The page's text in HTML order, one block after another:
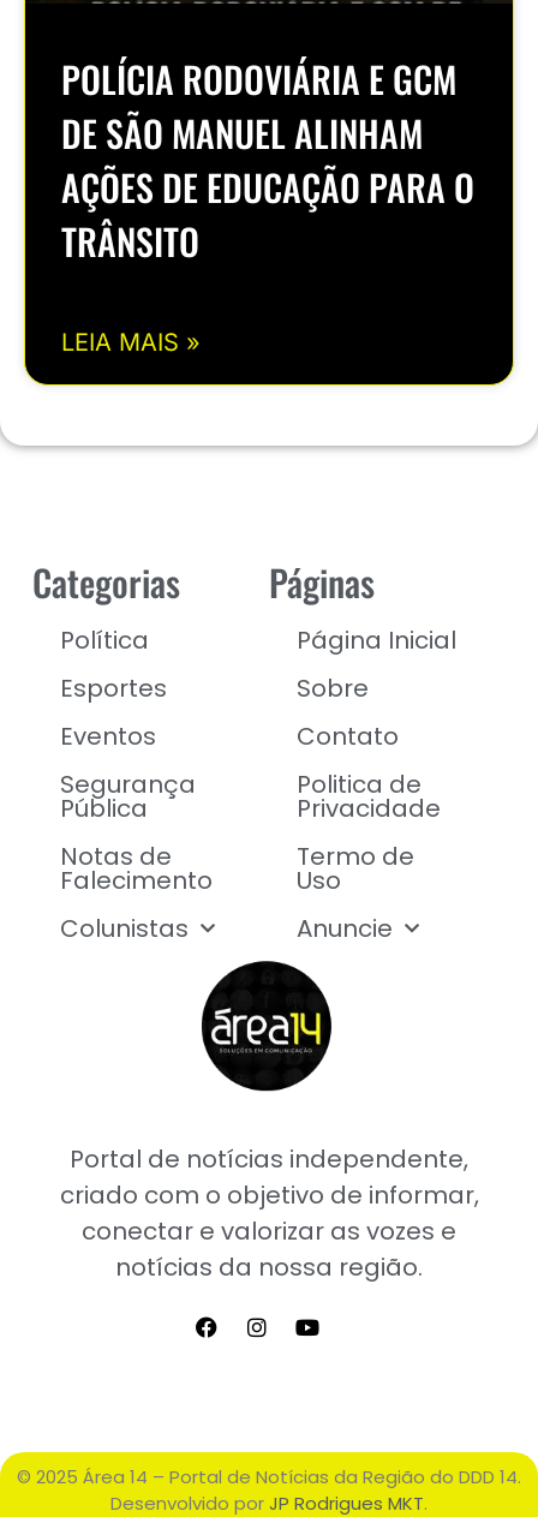
POLÍCIA RODOVIÁRIA E GCM
DE SÃO MANUEL ALINHAM
AÇÕES DE EDUCAÇÃO PARA O
TRÂNSITO
LEIA MAIS »
Portal de notícias independente,
criado com o objetivo de informar,
conectar e valorizar as vozes e
notícias da nossa região.
Categorias
Política
Esportes
Eventos
Segurança
Pública
Notas de
Falecimento
Colunistas
Páginas
Página Inicial
Sobre
Contato
Politica de
Privacidade
Termo de
Uso
Anuncie
© 2025 Área 14 – Portal de Notícias da Região do DDD 14.
Desenvolvido porJP Rodrigues MKT.